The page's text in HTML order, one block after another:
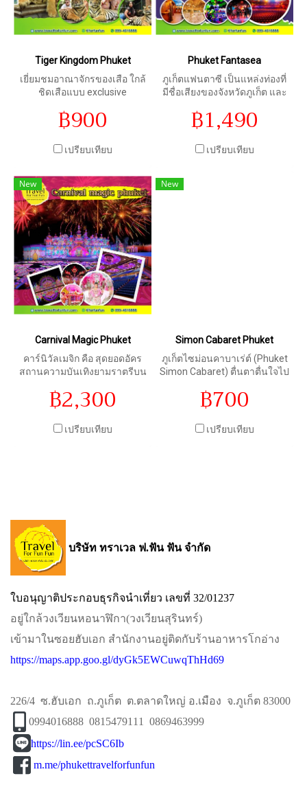
Tiger Kingdom Phuket
เยี่ยมชมอาณาจักรของเสือ ใกล้
ชิดเสือแบบ exclusive
฿900
เปรียบเทียบ
Phuket Fantasea
ภูเก็ตแฟนตาซี เป็นแหล่งท่องที่
มีชื่อเสียงของจังหวัดภูเก็ต และ
แรกของโลก มีจุดเด่น คือ การ
แสดงชุด “มหัศจรรย์กมลา”
฿1,490
เปรียบเทียบ
New
Carnival Magic Phuket
คาร์นิวัลเมจิก คือ สุดยอดอัคร
สถานความบันเทิงยามราตรีบน
ขวางกว่า 100 ไร่ ที่ประดับ
ประดาไปด้วยแสงไฟและสีสัน
ตระการตากับสถาปัตยกรรมไทย
฿2,300
เปรียบเทียบ
New
Simon Cabaret Phuket
ภูเก็ตไซม่อนคาบาเร่ต์ (Phuket
Simon Cabaret) ตื่นตาตื่นใจไป
เครื่องแต่งกายสุดอลังการของ
นักแสดง และการแสดงที่ยิ่งใหญ่
ทั่วทั้งโลกมาจัดแสดงบนเวทีที่มี
฿700
เปรียบเทียบ
บริษัท ทราเวล ฟ.ฟัน ฟัน จำกัด
ใบอนุญาติประกอบธุรกิจนำเที่ยว เลขที่ 32/01237
อยู่ใกล้วงเวียนหอนาฬิกา​(วงเวียนสุรินทร์)​
เข้ามาในซอยฮับเอก​ สำนักงานอยู่ติดกับร้านอาหารโกอ่าง
https://maps.app.goo.gl/dyGk5EWCuwqThHd69
226/4 ซ.ฮับเอก ถ.ภูเก็ต ต.ตลาดใหญ่ อ.เมือง จ.ภูเก็ต 83000
0994016888 0815479111 0869463999
https://lin.ee/pcSC6Ib
m.me/phukettravelforfunfun